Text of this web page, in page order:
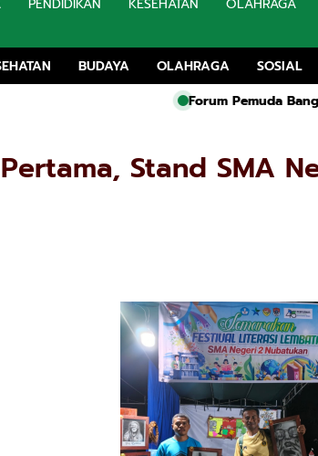
BUDAYA OLAHRAGA SOSIAL
Forum Pemuda Bangkalan Gelar
Stand SMA